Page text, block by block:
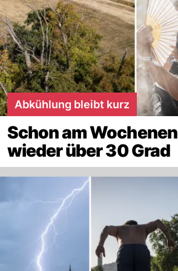
Abkühlung bleibt kurz
Schon am
wieder über 30 Grad